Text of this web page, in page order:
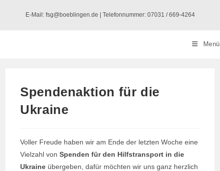
E-Mail: fsg@boeblingen.de | Telefonnummer: 07031 / 669-4264
Menü
Spendenaktion für die
Ukraine
Voller Freude haben wir am Ende der letzten Woche eine
Vielzahl vonSpenden für den Hilfstransport in die
Ukraine übergeben, dafür möchten wir uns ganz herzlich